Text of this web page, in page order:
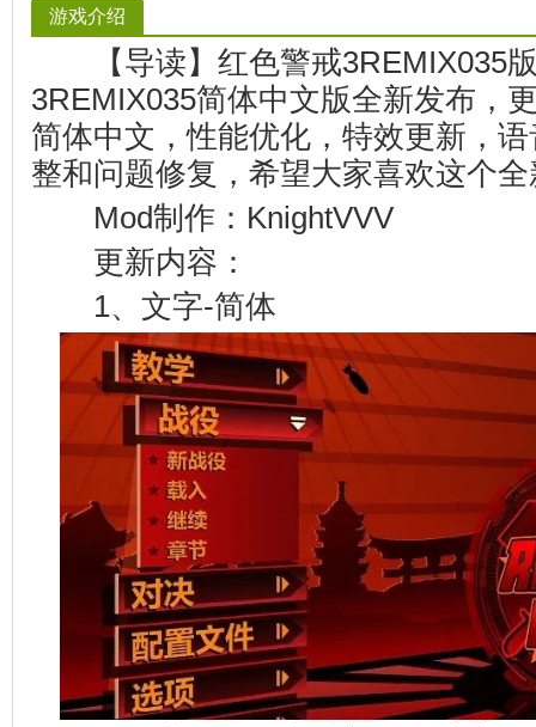
游戏介绍
【导读】红色警戒3REMIX035版
3REMIX035简体中文版全新发布，
简体中文，性能优化，特效更新，
整和问题修复，希望大家喜欢这个
Mod制作：KnightVVV
更新内容：
1、文字-简体